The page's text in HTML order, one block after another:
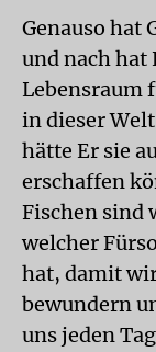
Genauso hat
und nach hat
Lebensraum
in dieser
hätte Er sie
erschaffen
Fischen sind
welcher
hat, damit
bewundern
uns jeden